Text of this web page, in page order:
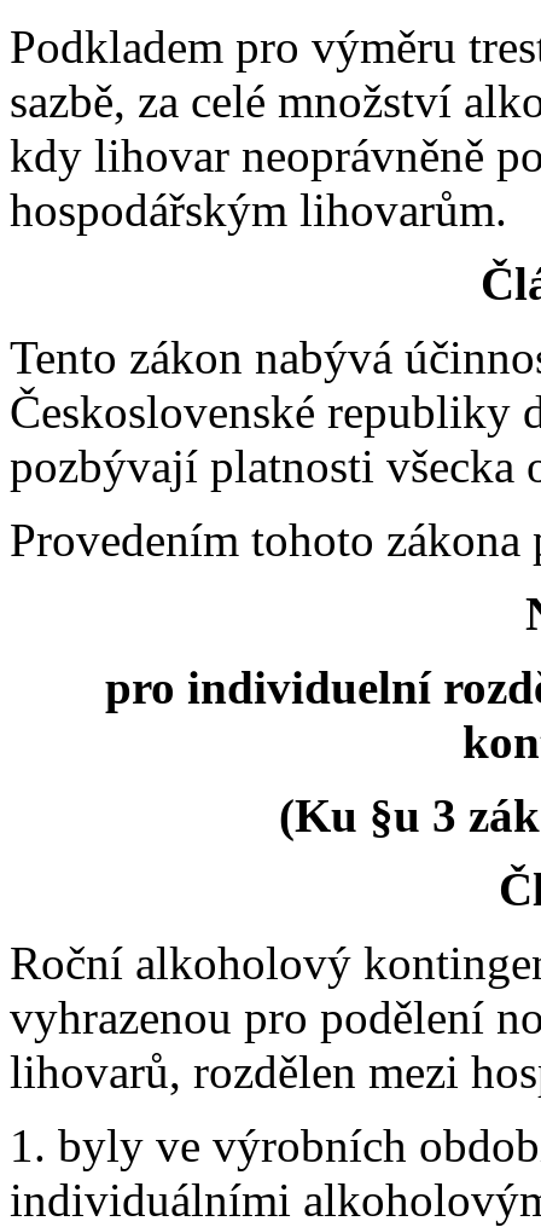
Podkladem pro výměru
sazbě, za celé množství
kdy lihovar neoprávněně
hospodářským lihovarům.
Tento zákon nabývá
Československé republiky
pozbývají platnosti všecka
Provedením tohoto
pro individuelní
(Ku §u 3
Roční alkoholový
vyhrazenou pro podělení
lihovarů, rozdělen mezi
1. byly ve výrobních
individuálními